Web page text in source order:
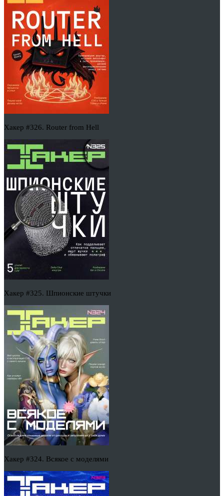
Хакер #326. Router from Hell
Хакер #325. Шпионские штучки
Хакер #324. Всякое с моделями